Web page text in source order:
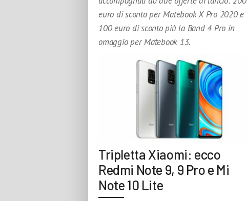
euro di sconto per Matebook X Pro 2020 e
100 euro di sconto più la Band 4 Pro in
omaggio per Matebook 13.
Tripletta Xiaomi: ecco
Redmi Note 9, 9 Pro e Mi
Note 10 Lite